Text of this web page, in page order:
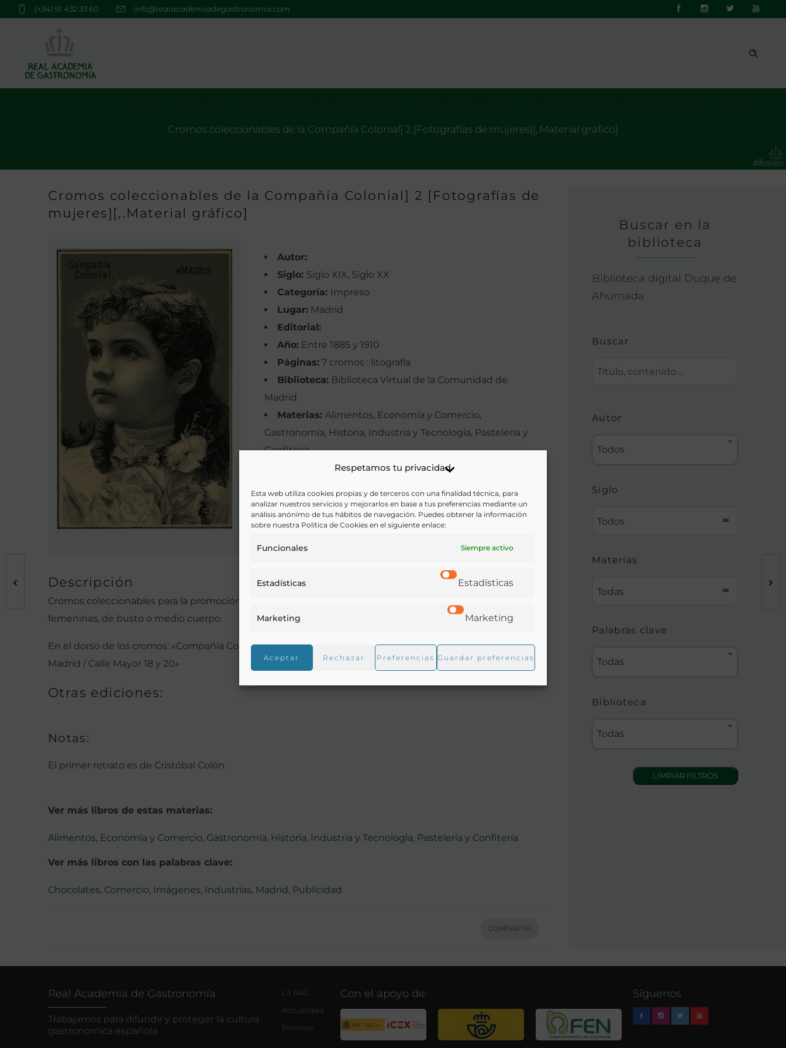
Respetamos tu privacidad
Esta web utiliza cookies propias y de terceros con una finalidad técnica, para
analizar nuestros servicios y mejorarlos en base a tus preferencias mediante un
análisis anónimo de tus hábitos de navegación. Puedes obtener la información
sobre nuestra Política de Cookies en el siguiente enlace:
Funcionales Siempre activo
Estadísticas Estadísticas
Marketing Marketing
Aceptar Rechazar Preferencias Guardar preferencias
(+34) 91 432 33 60 info@realacademiadegastronomia.com
Cromos coleccionables de la Compañía Colonial] 2 [Fotografías de mujeres][,.Material gráfico]
Cromos coleccionables de la Compañía Colonial] 2 [Fotografías de
mujeres][,.Material gráfico]
Autor:
Siglo: Siglo XIX, Siglo XX
Categoría: Impreso
Lugar: Madrid
Editorial:
Año: Entre 1885 y 1910
Páginas: 7 cromos : litografía
Biblioteca: Biblioteca Virtual de la Comunidad de
Madrid
Materias: Alimentos, Economía y Comercio,
Gastronomía, Historia, Industria y Tecnología, Pastelería y
Confitería
Palabras clave:Chocolates, Comercio, Imágenes,
Idioma:Castellano
Ir a versión electrónica
Descripción
Cromos coleccionables para la promoción de la empresa Compañía Colonial con estampas fotográficas
femeninas, de busto o medio cuerpo.
En el dorso de los cromos: «Compañía Colonial / 38 recompensas industriales/ Chocolates – Cafés y Tés /
Madrid / Calle Mayor 18 y 20»
Otras ediciones:
Notas:
El primer retrato es de Cristóbal Colón.
Ver más libros de estas materias:
Alimentos, Economía y Comercio, Gastronomía, Historia, Industria y Tecnología, Pastelería y Confitería
Ver más libros con las palabras clave:
Chocolates, Comercio, Imágenes, Industrias, Madrid , Publicidad
COMPARTIR
Buscar en la
biblioteca
Biblioteca digital Duque de
Ahumada
Buscar
Autor
Todos
Siglo
Todos
Materias
Todas
Palabras clave
Todas
Biblioteca
Todas
Real Academia de Gastronomía
Trabajamos para difundir y proteger la cultura
gastronómica española.
La RAG
Actualidad
Premios
Con el apoyo de: Síguenos